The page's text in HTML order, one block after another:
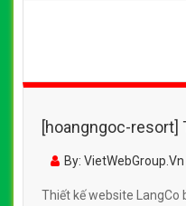
[hoangngoc-resort]
beach resort đẹp,
By: VietWebGroup.Vn
Thiết kế website LangCo